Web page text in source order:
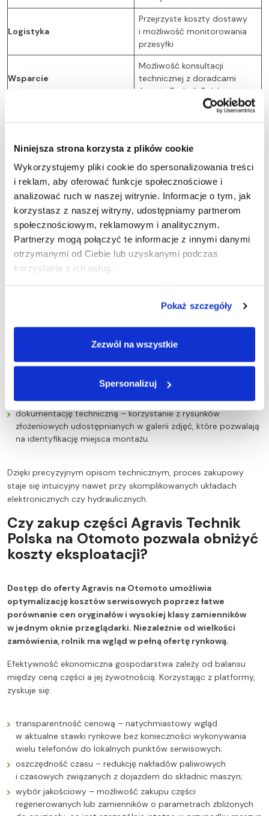
Niniejsza strona korzysta z plików cookie
Wykorzystujemy pliki cookie do spersonalizowania treści
i reklam, aby oferować funkcje społecznościowe i
analizować ruch w naszej witrynie. Informacje o tym, jak
korzystasz z naszej witryny, udostępniamy partnerom
społecznościowym, reklamowym i analitycznym.
Partnerzy mogą połączyć te informacje z innymi danymi
otrzymanymi od Ciebie lub uzyskanymi podczas
korzystania z ich usług.
Pokaż szczegóły
Zezwól na wszystkie
Spersonalizuj
Logistyka
Przejrzyste koszty dostawy
i możliwość monitorowania
przesyłki
Wsparcie
Możliwość konsultacji
technicznej z doradcami
Agravis Technik Polska
Jak poprawnie dopasować części
platformie Otomoto?
Prawidłowy dobór podzespołów w sklepie Agravis Otomoto
odbywa się poprzez weryfikację numeru katalogowego
części (OEM) lub porównanie parametrów technicznych
zawartych w specyfikacji aukcji. Sprzedaż realizowana w ten
sposób pozwala na precyzyjne dopasowanie podzespołu.
Uniknięcie błędów przy zakupie jest kluczowe dla zachowania
ciągłości prac polowych. W procesie weryfikacji warto zwrócić
rocznik i serię maszyny – weryfikację, czy dany komponent
w pompach hydraulicznych między starszymi a nowszymi
seriami ciągników);
dokumentację techniczną – korzystanie z rysunków
złożeniowych udostępnianych w galerii zdjęć, które pozwalają
na identyfikację miejsca montażu.
Dzięki precyzyjnym opisom technicznym, proces zakupowy
staje się intuicyjny nawet przy skomplikowanych układach
elektronicznych czy hydraulicznych.
Czy zakup części Agravis Technik
Polska na Otomoto pozwala obniżyć
koszty eksploatacji?
Dostęp do oferty Agravis na Otomoto umożliwia
optymalizację kosztów serwisowych poprzez łatwe
porównanie cen oryginałów i wysokiej klasy zamienników
w jednym oknie przeglądarki. Niezależnie od wielkości
zamówienia, rolnik ma wgląd w pełną ofertę rynkową.
Efektywność ekonomiczna gospodarstwa zależy od balansu
między ceną części a jej żywotnością. Korzystając z platformy,
zyskuje się:
transparentność cenową – natychmiastowy wgląd
w aktualne stawki rynkowe bez konieczności wykonywania
wielu telefonów do lokalnych punktów serwisowych;
oszczędność czasu – redukcję nakładów paliwowych
i czasowych związanych z dojazdem do składnic maszyn;
wybór jakościowy – możliwość zakupu części
regenerowanych lub zamienników o parametrach zbliżonych